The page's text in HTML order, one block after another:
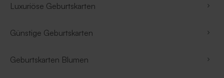
Luxuriöse Geburtskarten
Günstige Geburtskarten
Geburtskarten Blumen